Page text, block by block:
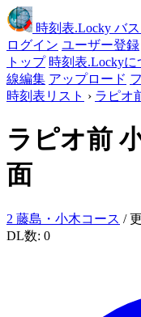
時刻表.Locky バ
ログイン ユーザー登録
トップ 時刻表.Lockyに
線編集 アップロード
時刻表リスト › ラピオ
ラピオ前
面
2 藤島・小木コース /
DL数: 0